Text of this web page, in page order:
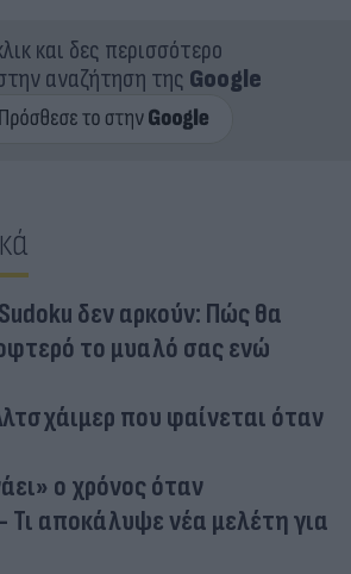
και δες περισσότερο
αναζήτηση της Google
δεν αρκούν: Πώς θα
το μυαλό σας ενώ
που φαίνεται όταν
ο χρόνος όταν
αποκάλυψε νέα μελέτη για